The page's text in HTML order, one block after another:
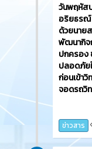
วันพฤหัส
อริยธรณ์
ด้วยนาย
พัฒนากิจ
ปกครอง
ปลอดภัย
ก่อนเข้า
จอดรถวิ
ข่าวสาร